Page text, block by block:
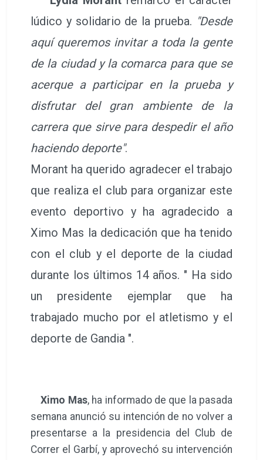
lúdico y solidario de la prueba. "Desde
aquí queremos invitar a toda la gente
de la ciudad y la comarca para que se
acerque a participar en la prueba y
disfrutar del gran ambiente de la
carrera que sirve para despedir el año
haciendo deporte".
Morant ha querido agradecer el trabajo
que realiza el club para organizar este
evento deportivo y ha agradecido a
Ximo Mas la dedicación que ha tenido
con el club y el deporte de la ciudad
durante los últimos 14 años. " Ha sido
un presidente ejemplar que ha
trabajado mucho por el atletismo y el
deporte de Gandia ".
Ximo Mas, ha informado de que la pasada
semana anunció su intención de no volver a
presentarse a la presidencia del Club de
Correr el Garbí, y aprovechó su intervención